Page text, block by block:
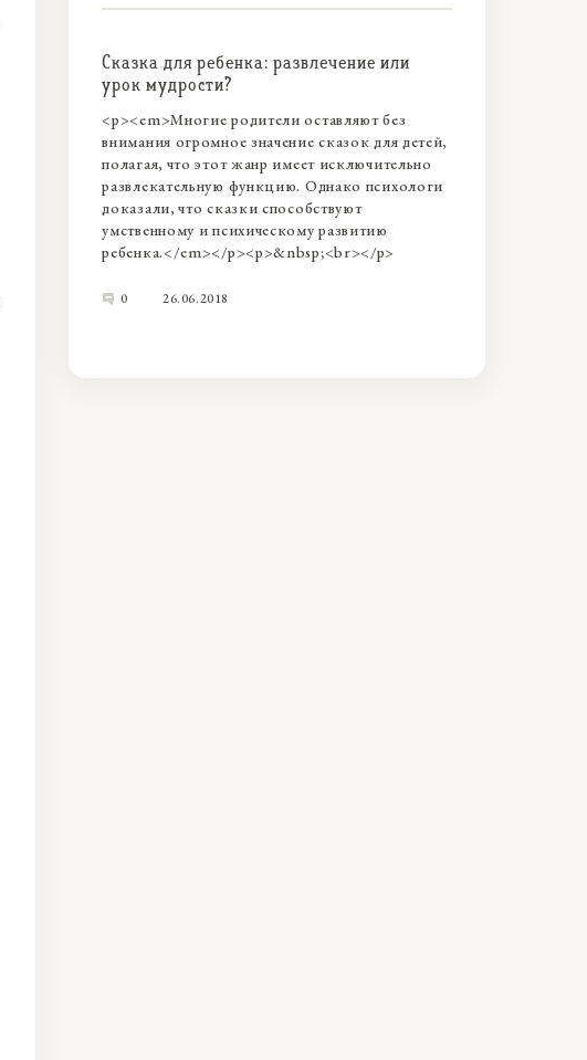
Сказка для ребенка: развлечение или
урок мудрости?
<p><em>Многие родители оставляют без
внимания огромное значение сказок для детей,
полагая, что этот жанр имеет исключительно
развлекательную функцию. Однако психологи
доказали, что сказки способствуют
умственному и психическому развитию
ребенка.</em></p><p>&nbsp;<br></p>
0 26.06.2018